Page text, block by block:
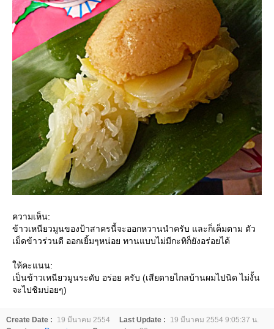
ความเห็น:
ข้าวเหนียวมูนของป้าสาครนี้จะออกหวานนำครับ และก็เค็มตาม ตัว
เม็ดข้าวร่วนดี ออกเยิ้มๆหน่อย ทานแบบไม่มีกะทิก็ยังอร่อยได้
ห้คะแนน:
เป็นข้าวเหนียวมูนระดับ อร่อย ครับ (เสียดายไกลบ้านผมไปนิด ไม่งั้น
จะไปชิมบ่อยๆ)
Create Date : 19 มีนาคม 2554 Last Update :
19 มีนาคม 2554 9:05:37 น.